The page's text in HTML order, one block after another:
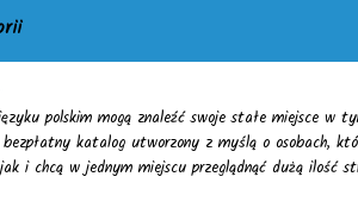
polskim mogą znaleźć swoje stałe miejsce w
katalog utworzony z myślą o osobach,
i chcą w jednym miejscu przeglądnąć dużą ilość